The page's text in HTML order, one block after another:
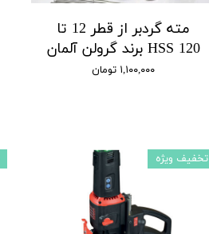
مته گردبر از قطر 12 تا
120 HSS برند گرولن آلمان
۱,۱۰۰,۰۰۰ تومان
تخفیف ویژه